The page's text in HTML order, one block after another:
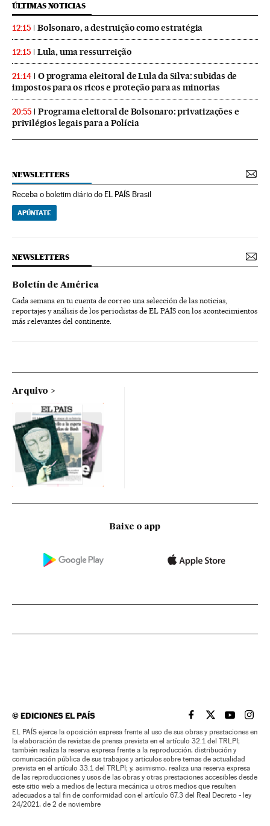
ÚLTIMAS NOTICIAS
12:15 Bolsonaro, a destruição como estratégia
12:15 Lula, uma ressurreição
21:14
O programa eleitoral de Lula da Silva: subidas de
impostos para os ricos e proteção para as minorias
20:55
Programa eleitoral de Bolsonaro: privatizações e
privilégios legais para a Polícia
NEWSLETTERS
Receba o boletim diário do EL PAÍS Brasil
APÚNTATE
NEWSLETTERS
Boletín de América
Cada semana en tu cuenta de correo una selección de las noticias,
reportajes y análisis de los periodistas de EL PAÍS con los acontecimientos
más relevantes del continente.
Arquivo
Baixe o app
©EDICIONES EL PAÍS EL PAÍS BRASIL EN
EL PAÍSEL PAÍS
EL
EL PAÍS ejerce la oposición expresa frente al uso de sus obras y prestaciones en
la elaboración de revistas de prensa prevista en el artículo 32.1 del TRLPI;
también realiza la reserva expresa frente a la reproducción, distribución y
comunicación pública de sus trabajos y artículos sobre temas de actualidad
prevista en el artículo 33.1 del TRLPI; y, asimismo, realiza una reserva expresa
de las reproducciones y usos de las obras y otras prestaciones accesibles desde
este sitio web a medios de lectura mecánica u otros medios que resulten
adecuados a tal fin de conformidad con el artículo 67.3 del Real Decreto - ley
24/2021, de 2 de noviembre